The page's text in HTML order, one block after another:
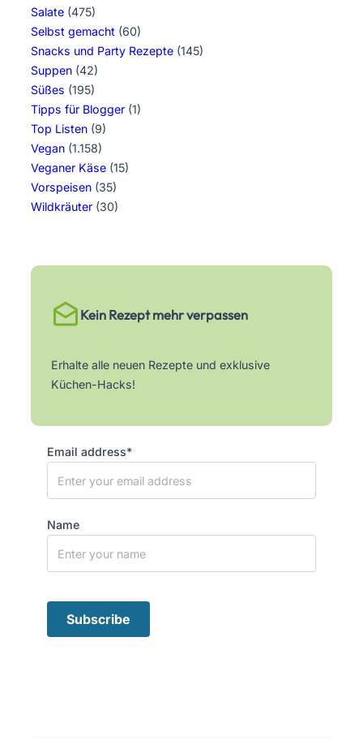
Salate (475)
Selbst gemacht (60)
Snacks und Party Rezepte (145)
Suppen (42)
Süßes (195)
Tipps für Blogger (1)
Top Listen (9)
Vegan (1.158)
Veganer Käse (15)
Vorspeisen (35)
Wildkräuter (30)
Kein Rezept mehr verpassen
Erhalte alle neuen Rezepte und exklusive
Küchen-Hacks!
Email address*
Name